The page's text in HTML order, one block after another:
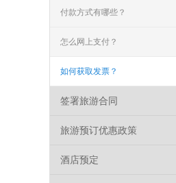
付款方式有哪些？
怎么网上支付？
如何获取发票？
签署旅游合同
旅游预订优惠政策
酒店预定